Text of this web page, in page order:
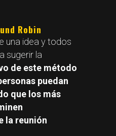
Robin
una idea y todos
sugerir la
de este método
puedan
que los más
la reunión